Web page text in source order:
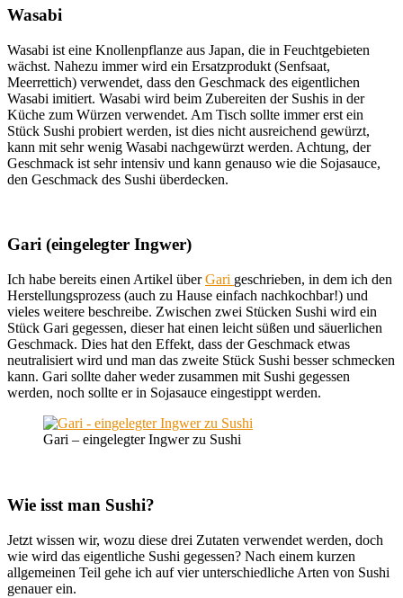
Wasabi
Wasabi ist eine Knollenpflanze aus Japan, die in Feuchtgebieten
wächst. Nahezu immer wird ein Ersatzprodukt (Senfsaat,
Meerrettich) verwendet, dass den Geschmack des eigentlichen
Wasabi imitiert. Wasabi wird beim Zubereiten der Sushis in der
Küche zum Würzen verwendet. Am Tisch sollte immer erst ein
Stück Sushi probiert werden, ist dies nicht ausreichend gewürzt,
kann mit sehr wenig Wasabi nachgewürzt werden. Achtung, der
Geschmack ist sehr intensiv und kann genauso wie die Sojasauce,
den Geschmack des Sushi überdecken.
Gari (eingelegter Ingwer)
Ich habe bereits einen Artikel überGari geschrieben, in dem ich den
Herstellungsprozess (auch zu Hause einfach nachkochbar!) und
vieles weitere beschreibe. Zwischen zwei Stücken Sushi wird ein
Stück Gari gegessen, dieser hat einen leicht süßen und säuerlichen
Geschmack. Dies hat den Effekt, dass der Geschmack etwas
neutralisiert wird und man das zweite Stück Sushi besser schmecken
kann. Gari sollte daher weder zusammen mit Sushi gegessen
werden, noch sollte er in Sojasauce eingestippt werden.
Gari – eingelegter Ingwer zu Sushi
Wie isst man Sushi?
Jetzt wissen wir, wozu diese drei Zutaten verwendet werden, doch
wie wird das eigentliche Sushi gegessen? Nach einem kurzen
allgemeinen Teil gehe ich auf vier unterschiedliche Arten von Sushi
genauer ein.